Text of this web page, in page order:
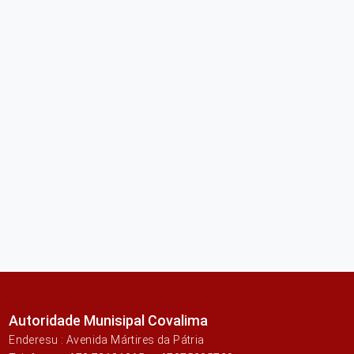
Autoridade Munisipal Covalima
Enderesu : Avenida Mártires da Pátria